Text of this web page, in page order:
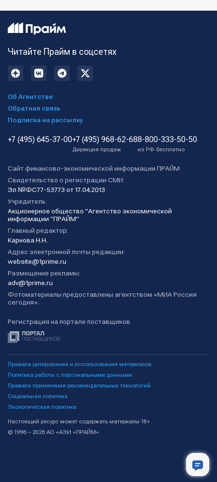
Читайте Прайм в соцсетях
Об Агентстве
Обратная связь
Подписка на рассылку
+7 (495) 645-37-00+7 (495) 968-62-68
Дирекция продаж
8-800-333-50-50
из РФ бесплатно
Сайт финансово-экономической информации ПРАЙМ
Свидетельство о регистрации СМИ:
Эл №ФС77-53773 от 17.04.2013
Учредитель:
Акционерное общество "Агентство экономической
информации "ПРАЙМ"
Главный редактор:
Карнова Н.Н.
Адрес электронной почты редакции:
website@1prime.ru
Размещение рекламы:
adv@1prime.ru
Фотоматериалы предоставлены агентством «МИА Россия
сегодня».
Регистрация на портале поставщиков
Правила цитирования и использования материалов
Политика работы с персональными данными
Правила применения рекомендательных технологий
Социальная политика
Экологическая политика
Настоящий ресурс может содержать материалы 18+
© 1996 – 2026 АО «АЭИ «ПРАЙМ»